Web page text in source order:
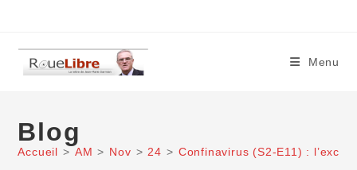
content
Menu
Blog
Accueil > AM > Nov > 24 > Confinavirus (S2-E11) :